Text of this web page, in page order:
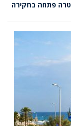
פתחה בחקירה